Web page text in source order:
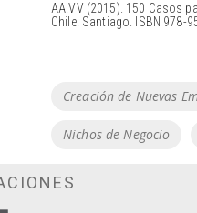
AA.VV (2015). 150 Casos
Chile. Santiago. ISBN 978-
Tags
Creación de Nuevas
Nichos de Negocio